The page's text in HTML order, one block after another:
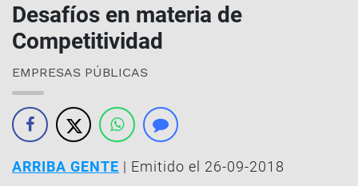
Desafíos en materia de
Competitividad
EMPRESAS PÚBLICAS
ARRIBA GENTE | Emitido el 26-09-2018